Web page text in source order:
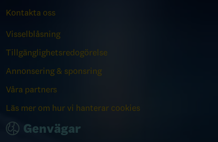
Kontakta oss
Visselblåsning
Tillgänglighetsredogörelse
Annonsering & sponsring
Våra partners
Läs mer om hur vi hanterar cookies
Genvägar